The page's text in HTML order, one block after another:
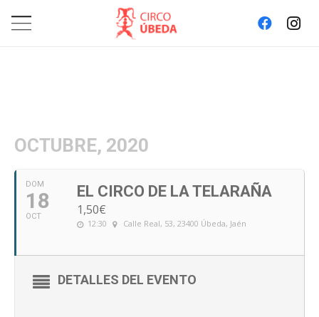
OCTUBRE, 2020
DOM
18
OCT
EL CIRCO DE LA TELARAÑA
1,50€
12:30 Calle Real, 53, 23400 Úbeda, Jaén
DETALLES DEL EVENTO